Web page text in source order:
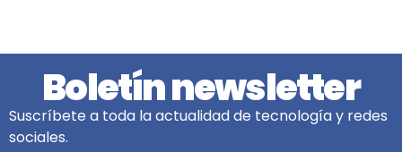
Boletín newsletter
Suscríbete a toda la actualidad de tecnología y redes
sociales.